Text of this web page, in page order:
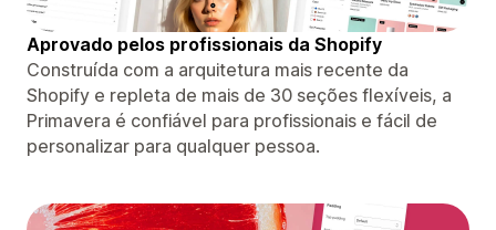
Aprovado pelos profissionais da Shopify
Construída com a arquitetura mais recente da
Shopify e repleta de mais de 30 seções flexíveis, a
Primavera é confiável para profissionais e fácil de
personalizar para qualquer pessoa.